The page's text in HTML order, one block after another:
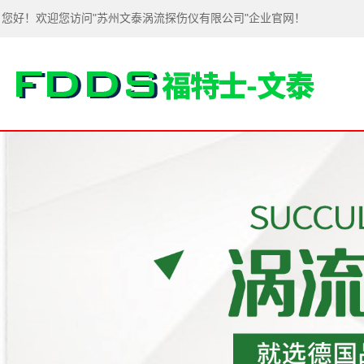
您好！欢迎您访问"苏州文泰涡流探伤仪有限公司"企业官网！